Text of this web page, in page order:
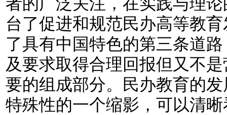
台了促进和规范民办高等教
了具有中国特色的第三条道
及要求取得合理回报但又不
要的组成部分。民办教育的
特殊性的一个缩影，可以清